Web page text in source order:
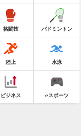
格闘技 バドミントン
陸上 水泳
ビジネス eスポーツ